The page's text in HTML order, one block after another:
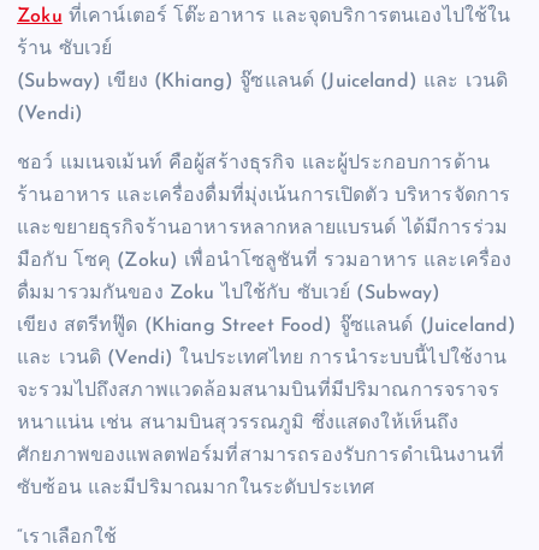
Zoku ที่เคาน์เตอร์ โต๊ะอาหาร และจุดบริการตนเองไปใช้ใน
ร้าน ซับเวย์
(Subway) เขียง (Khiang) จู๊ซแลนด์ (Juiceland) และ เวนดิ
(Vendi)
ชอว์ แมเนจเม้นท์ คือผู้สร้างธุรกิจ และผู้ประกอบการด้าน
ร้านอาหาร และเครื่องดื่มที่มุ่งเน้นการเปิดตัว บริหารจัดการ
และขยายธุรกิจร้านอาหารหลากหลายแบรนด์ ได้มีการร่วม
มือกับ โซคุ (Zoku) เพื่อนำโซลูชันที่ รวมอาหาร และเครื่อง
ดื่มมารวมกันของ Zoku ไปใช้กับ ซับเวย์ (Subway)
เขียง สตรีทฟู๊ด (Khiang Street Food) จู๊ซแลนด์ (Juiceland)
และ เวนดิ (Vendi) ในประเทศไทย การนำระบบนี้ไปใช้งาน
จะรวมไปถึงสภาพแวดล้อมสนามบินที่มีปริมาณการจราจร
หนาแน่น เช่น สนามบินสุวรรณภูมิ ซึ่งแสดงให้เห็นถึง
ศักยภาพของแพลตฟอร์มที่สามารถรองรับการดำเนินงานที่
ซับซ้อน และมีปริมาณมากในระดับประเทศ
“เราเลือกใช้